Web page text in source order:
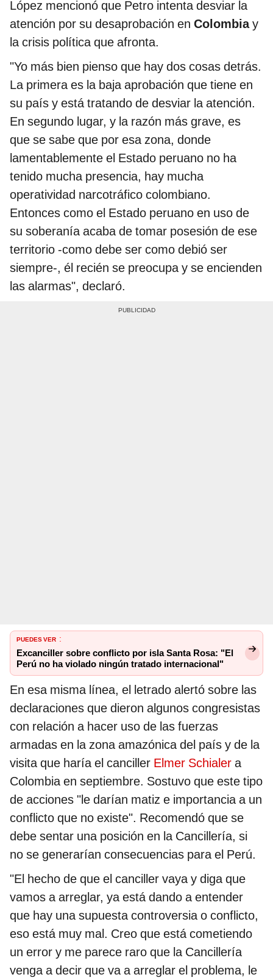
López mencionó que Petro intenta desviar la
atención por su desaprobación en Colombiay
la crisis política que afronta.
"Yo más bien pienso que hay dos cosas detrás.
La primera es la baja aprobación que tiene en
su país y está tratando de desviar la atención.
En segundo lugar, y la razón más grave, es
que se sabe que por esa zona, donde
lamentablemente el Estado peruano no ha
tenido mucha presencia, hay mucha
operatividad narcotráfico colombiano.
Entonces como el Estado peruano en uso de
su soberanía acaba de tomar posesión de ese
territorio -como debe ser como debió ser
siempre-, él recién se preocupa y se encienden
las alarmas", declaró.
PUEDES VER :
Excanciller sobre conflicto por isla Santa Rosa: "El
Perú no ha violado ningún tratado internacional"
En esa misma línea, el letrado alertó sobre las
declaraciones que dieron algunos congresistas
con relación a hacer uso de las fuerzas
armadas en la zona amazónica del país y de la
visita que haría el canciller Elmer Schialer a
Colombia en septiembre. Sostuvo que este tipo
de acciones "le darían matiz e importancia a un
conflicto que no existe". Recomendó que se
debe sentar una posición en la Cancillería, si
no se generarían consecuencias para el Perú.
"El hecho de que el canciller vaya y diga que
vamos a arreglar, ya está dando a entender
que hay una supuesta controversia o conflicto,
eso está muy mal. Creo que está cometiendo
un error y me parece raro que la Cancillería
venga a decir que va a arreglar el problema, le